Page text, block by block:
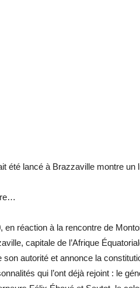
été lancé à Brazzaville montre
en réaction à la rencontre de
capitale de l’Afrique
autorité et annonce la
qui l’ont déjà rejoint : le